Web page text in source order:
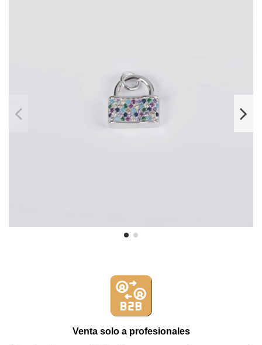
46538.9
Venta solo a profesionales